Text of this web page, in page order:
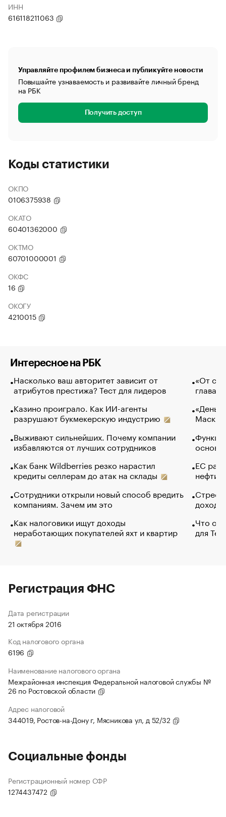
ИНН
616118211063
Управляйте профилем бизнеса и публикуйте новости
Повышайте узнаваемость и развивайте личный бренд
на РБК
Получить доступ
Коды статистики
ОКПО
0106375938
ОКАТО
60401362000
ОКТМО
60701000001
ОКФС
16
ОКОГУ
4210015
Интересное на РБК
Насколько ваш авторитет зависит от
атрибутов престижа? Тест для лидеров
Казино проиграло. Как ИИ-агенты
разрушают букмекерскую индустрию
Выживают сильнейших. Почему компании
избавляются от лучших сотрудников
Как банк Wildberries резко нарастил
кредиты селлерам до атак на склады
Сотрудники открыли новый способ вредить
компаниям. Зачем им это
Как налоговики ищут доходы
неработающих покупателей яхт и квартир
«От
глава
Маск в
основ
ЕС
нефти
Что
для
Регистрация ФНС
Дата регистрации
21 октября 2016
Код налогового органа
6196
Наименование налогового органа
Межрайонная инспекция Федеральной налоговой службы №
26 по Ростовской области
Адрес налоговой
344019, Ростов-на-Дону г, Мясникова ул, д 52/32
Социальные фонды
Регистрационный номер СФР
1274437472